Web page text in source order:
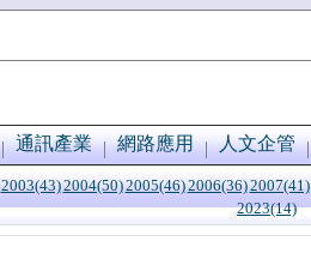
通訊產業 網路應用 人文企管
2003(43)2004(50)2005(46)2006(36)2007(41)
2023(14)